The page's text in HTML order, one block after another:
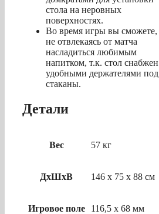
стола на неровных
поверхностях.
Во время игры вы сможете,
не отвлекаясь от матча
насладиться любимым
напитком, т.к. стол снабжен
удобными держателями под
стаканы.
Детали
Вес 57 кг
ДхШхВ 146 х 75 х 88 см
Игровое поле 116,5 х 68 мм